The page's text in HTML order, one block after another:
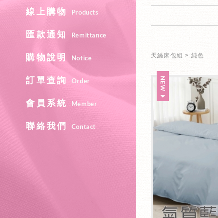
線上購物 Products
匯款通知 Remittance
購物說明 Notice
訂單查詢 Order
會員系統 Member
聯絡我們 Contact
天絲床包組 純色